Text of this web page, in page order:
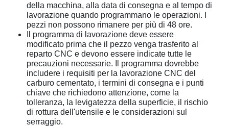
della macchina, alla data di consegna e al tempo di
lavorazione quando programmano le operazioni. I
pezzi non possono rimanere per più di 48 ore.
Il programma di lavorazione deve essere
modificato prima che il pezzo venga trasferito al
reparto CNC e devono essere indicate tutte le
precauzioni necessarie. Il programma dovrebbe
includere i requisiti per la lavorazione CNC del
carburo cementato, i termini di consegna e i punti
chiave che richiedono attenzione, come la
tolleranza, la levigatezza della superficie, il rischio
di rottura dell'utensile e le considerazioni sul
serraggio.